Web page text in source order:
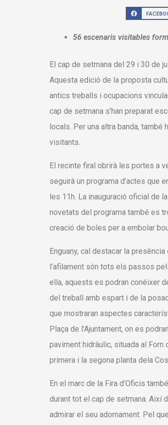
56 escenaris visitables
El cap de setmana del 29 i 30 de
Aquesta edició de la proposta
antics treballs i ocupacions
cap de setmana s’han preparat
locals. Per una altra banda,
visitants.
El recinte firal obrirà les portes a
seguirà un programa d’actes que
les 11h. La inauguració oficial de
novetats del programa també es
creació de boles per a embolar
Enguany, cal destacar la
l’afilament són tots els passos
ella, aquests es podran conéixer
del treball amb espart i de la
que mostraran aspectes
Plaça de l’Ajuntament, on es
paviment hidràulic, situada al Forn
primera i la segona planta dela
En el marc de la Fira d’Oficis
durant tot el cap de setmana. Així
admirar el seu adornament. Pel